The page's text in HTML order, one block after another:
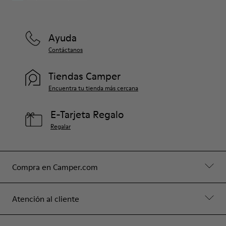
Compra en Camper.com
Atención al cliente
Ayuda
Contáctanos
Tiendas Camper
Encuentra tu tienda más cercana
E-Tarjeta Regalo
Regalar